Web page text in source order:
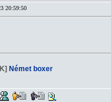
20:59:50
Német boxer